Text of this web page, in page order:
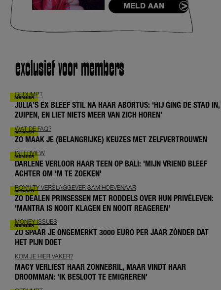
MELD AAN
exclusief voor members
GEDUMPT
JULIA’S EX BLEEF STIL NA HAAR ABORTUS: ‘HIJ GING DE STAD IN,
ZUIPEN, EN LIET NIETS MEER VAN ZICH HOREN’
WAT DE FAQ?
ZO MAAK JE (BELANGRIJKE) KEUZES MET ZELFVERTROUWEN
INTERVIEW
DARLENE VERLOOR HAAR TEEN OP BALI: 'MIJN VRIEND BLEEF
ACHTER OM 'M TE ZOEKEN'
ROYALTY VERSLAGGEVER SAM HOEVENAAR
ZO DEALEN PRINSESSEN MET RODDELS OVER HUN PRIVÉLEVEN:
'MANTRA IS NOOIT KLAGEN EN NOOIT REAGEREN'
MONEY ISSUES
ZO SPAAR JE ONGEMERKT 3000 EURO PER JAAR ZÓNDER DAT
HET PIJN DOET
KOM JE HIER VAKER?
MACY VERLIEST HAAR ZONNEBRIL, MAAR VINDT HAAR
DROOMMAN: 'IK BESLOOT TE EMIGREREN'